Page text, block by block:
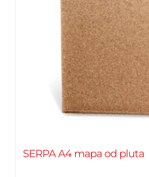
SERPA A4 mapa od pluta